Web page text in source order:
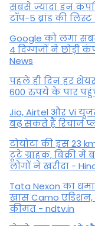
सबसे ज्यादा इन
टॉप-5 ब्रांड की
Google को लगा
4 दिग्गजों ने छोड़ी
News
पहले ही दिन हर
600 रुपये के पार
Jio, Airtel और Vi
बढ़ सकते हैं रिचार्ज
टोयोटा की इस 23
टूटे ग्राहक, बिक्री में
लोगों ने खरीदा -
Tata Nexon का
खास Camo
कीमत - ndtv.in